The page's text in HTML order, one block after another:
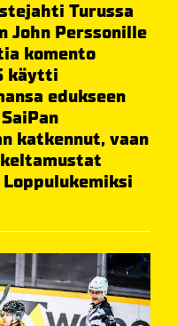
Turussa
John Perssonille
komento
käytti
edukseen
katkennut, vaan